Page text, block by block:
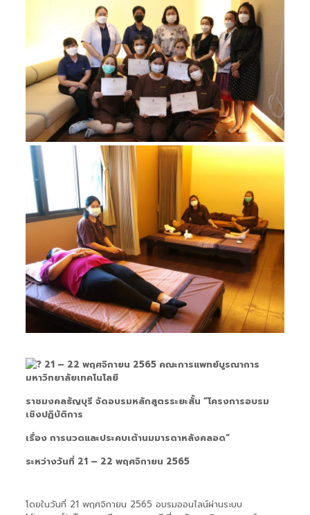
21 – 22 พฤศจิกายน 2565 คณะการแพทย์บูรณาการ
มหาวิทยาลัยเทคโนโลยี
ราชมงคลธัญบุรี จัดอบรมหลักสูตรระยะสั้น “โครงการอบรม
เชิงปฏิบัติการ
เรื่อง การนวดและประคบเต้านมมารดาหลังคลอด”
ระหว่างวันที่ 21 – 22 พฤศจิกายน 2565
โดยในวันที่ 21 พฤศจิกายน 2565 อบรมออนไลน์ผ่านระบบ